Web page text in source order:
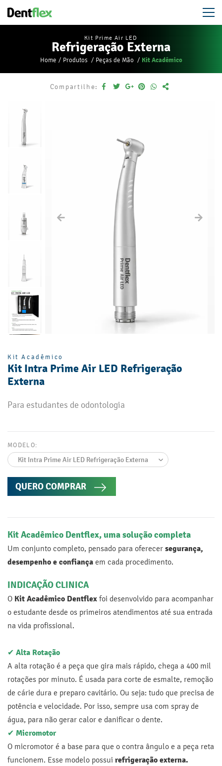
Kit Prime Air LED
Refrigeração Externa
Home Produtos Peças de Mão Kit Acadêmico
Compartilhe:
Kit Acadêmico
Kit Intra Prime Air LED Refrigeração
Externa
Para estudantes de odontologia
MODELO:
QUERO COMPRAR
Kit Acadêmico Dentflex, uma solução completa
Um conjunto completo, pensado para oferecer segurança,
desempenho e confiança em cada procedimento.
INDICAÇÃO CLINICA
O Kit Acadêmico Dentflex foi desenvolvido para acompanhar
o estudante desde os primeiros atendimentos até sua entrada
na vida profissional.
✔ Alta Rotação
A alta rotação é a peça que gira mais rápido, chega a 400 mil
rotações por minuto. É usada para corte de esmalte, remoção
de cárie dura e preparo cavitário. Ou seja: tudo que precisa de
potência e velocidade. Por isso, sempre usa com spray de
água, para não gerar calor e danificar o dente.
✔ Micromotor
O micromotor é a base para que o contra ângulo e a peça reta
funcionem. Esse modelo possui refrigeração externa.